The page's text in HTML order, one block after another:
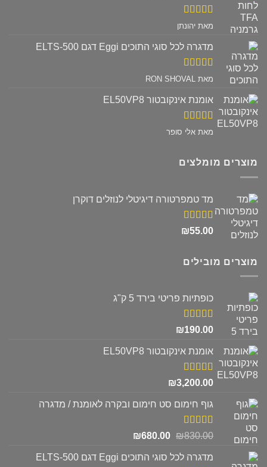
דורג 5מתוך
מאת יהונתן
מדגרה לכל סוגי התוכים Eggi דגם ELTS-500
דורג 5מתוך
מאת RON SHOVAL
אומנת אינקובטור EL50VP8
דורג 5מתוך
מאת אלי סופר
מוצרים מומלצים
מד טמפרטורה דיגיטלי לנוזלים דוקרן
דורג5.00
₪55.00
מוצרים מובילים
כופתיות פריטי בירד 5 ק"ג
דורג5.00
₪190.00
אומנת אינקובטור EL50VP8
דורג5.00
₪3,200.00
גוף חימום סט חימום ובקרה לאומנת / מדגרה
דורג5.00
₪830.00
המחיר
היה:
₪680.00
המחיר
הוא:
מדגרה לכל סוגי התוכים Eggi דגם ELTS-500